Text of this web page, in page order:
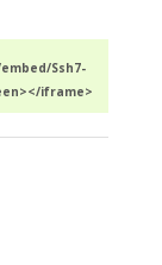
Ssh7-
iframe>